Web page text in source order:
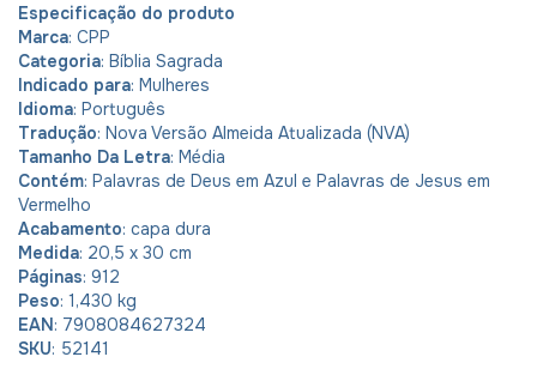
Especificação do produto
Marca: CPP
Categoria: Bíblia Sagrada
Indicado para: Mulheres
Idioma: Português
Tradução: Nova Versão Almeida Atualizada (NVA)
Tamanho Da Letra: Média
Contém: Palavras de Deus em Azul e Palavras de Jesus em
Vermelho
Acabamento: capa dura
Medida: 20,5 x 30 cm
Páginas: 912
Peso: 1,430 kg
EAN: 7908084627324
SKU: 52141